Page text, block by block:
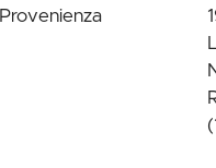
Provenienza